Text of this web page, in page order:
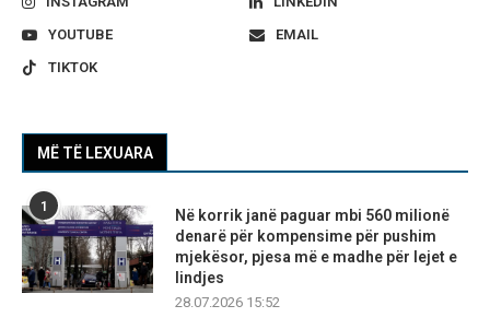
YOUTUBE
EMAIL
TIKTOK
MË TË LEXUARA
1
Në korrik janë paguar mbi 560 milionë
denarë për kompensime për pushim
mjekësor, pjesa më e madhe për lejet e
lindjes
28.07.2026 15:52